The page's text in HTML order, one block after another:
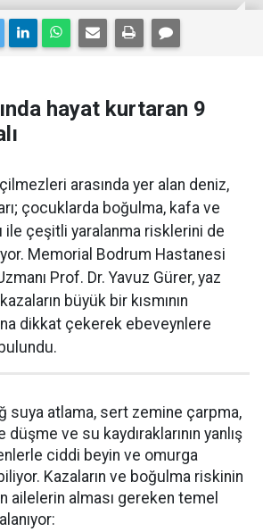
hayat kurtaran 9
arasında yer alan deniz,
çocuklarda boğulma, kafa ve
ile çeşitli yaralanma risklerini de
Memorial Bodrum Hastanesi
Prof. Dr. Yavuz Gürer, yaz
büyük bir kısmının
dikkat çekerek ebeveynlere
suya atlama, sert zemine çarpma,
ve su kaydıraklarının yanlış
ciddi beyin ve omurga
Kazaların ve boğulma riskinin
ailelerin alması gereken temel